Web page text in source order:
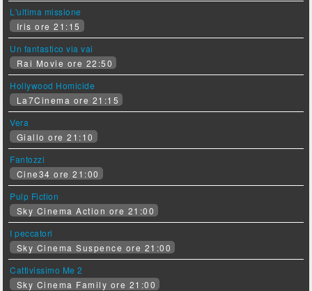
L'ultima missione
Iris ore 21:15
Un fantastico via vai
Rai Movie ore 22:50
Hollywood Homicide
La7Cinema ore 21:15
Vera
Giallo ore 21:10
Fantozzi
Cine34 ore 21:00
Pulp Fiction
Sky Cinema Action ore 21:00
I peccatori
Sky Cinema Suspence ore 21:00
Cattivissimo Me 2
Sky Cinema Family ore 21:00